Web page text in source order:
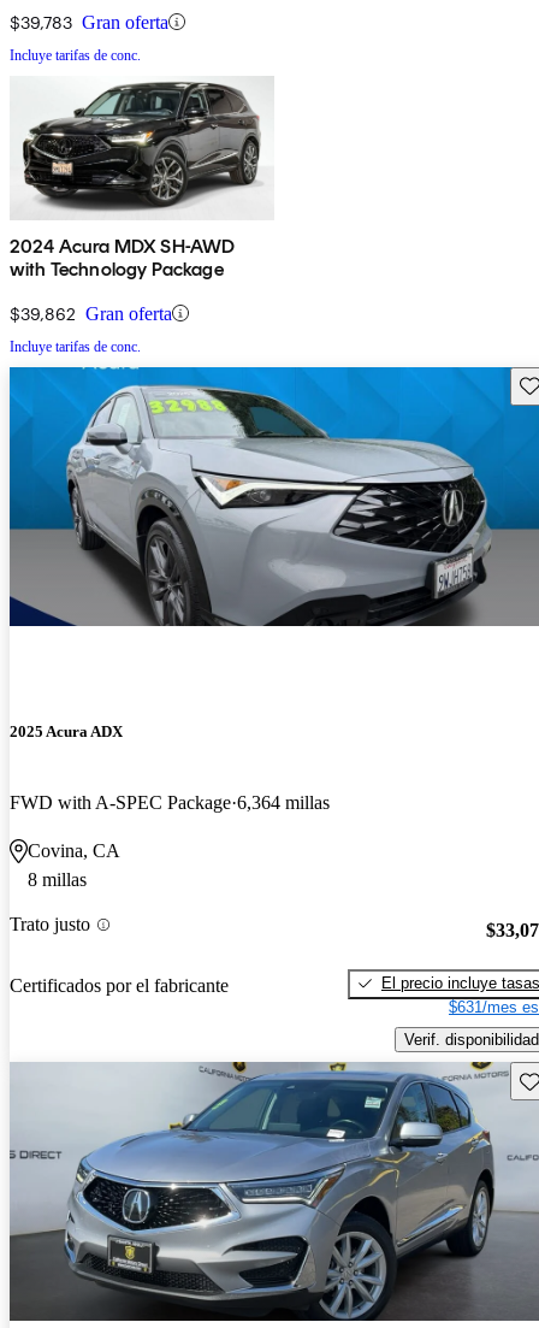
$39,783 Gran oferta
Incluye tarifas de conc.
2024 Acura MDX SH-AWD
with Technology Package
$39,862 Gran oferta
Incluye tarifas de conc.
2025 Acura ADX
FWD with A-SPEC Package 6,364 millas
Covina, CA
8 millas
Trato justo
Certificados por el fabricante
El precio incluye tasas
$631/mes
Verif. disponibilidad